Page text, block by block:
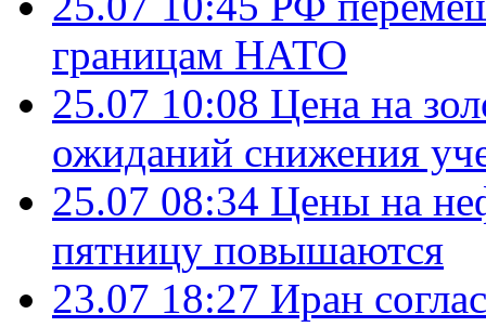
границам НАТО
25.07 10:08 Цена на
ожиданий снижения
25.07 08:34 Цены на
пятницу повышаются
23.07 18:27 Иран